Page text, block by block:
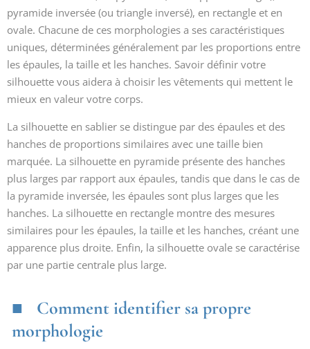
pyramide inversée (ou triangle inversé), en rectangle et en
ovale. Chacune de ces morphologies a ses caractéristiques
uniques, déterminées généralement par les proportions entre
les épaules, la taille et les hanches. Savoir définir votre
silhouette vous aidera à choisir les vêtements qui mettent le
mieux en valeur votre corps.
La silhouette en sablier se distingue par des épaules et des
hanches de proportions similaires avec une taille bien
marquée. La silhouette en pyramide présente des hanches
plus larges par rapport aux épaules, tandis que dans le cas de
la pyramide inversée, les épaules sont plus larges que les
hanches. La silhouette en rectangle montre des mesures
similaires pour les épaules, la taille et les hanches, créant une
apparence plus droite. Enfin, la silhouette ovale se caractérise
par une partie centrale plus large.
Comment identifier sa propre
morphologie